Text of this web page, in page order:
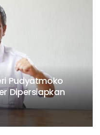
Pudyatmoko
Dipersiapkan